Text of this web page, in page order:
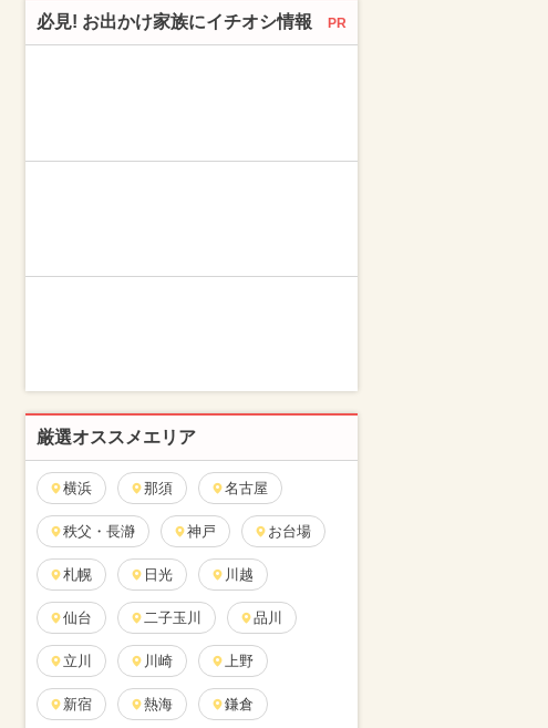
必見! お出かけ家族にイチオシ情報 PR
厳選オススメエリア
横浜 那須 名古屋
秩父・長瀞 神戸 お台場
札幌 日光 川越
仙台 二子玉川 品川
立川 川崎 上野
新宿 熱海 鎌倉